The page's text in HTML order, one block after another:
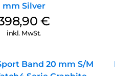
mm Silver
€
inkl. MwSt.
Band 20 mm S/M